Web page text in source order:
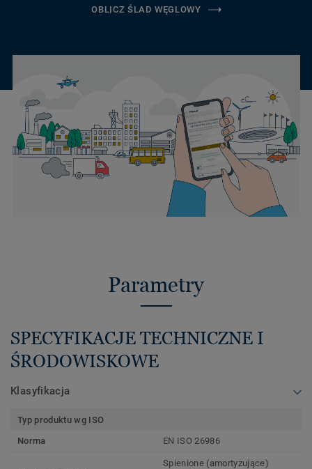
OBLICZ ŚLAD WĘGLOWY
Parametry
SPECYFIKACJE TECHNICZNE I
ŚRODOWISKOWE
Klasyfikacja
Typ produktu wg ISO
Norma
EN ISO 26986
Spienione (amortyzujące)